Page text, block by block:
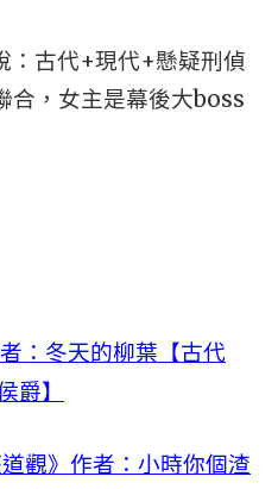
：古代+現代+懸疑刑偵
合，女主是幕後大boss
者：冬天的柳葉【古代
爵】
道觀》作者：小時你個渣